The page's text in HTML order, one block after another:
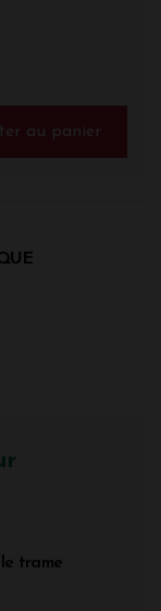
au panier
trame